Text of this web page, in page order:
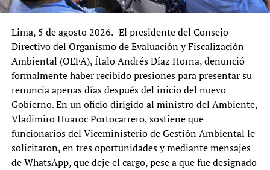
en actividades delictivas y ha expresado su disposición de
colaborar con las autoridades en el esclarecimiento de
los hechos, pese a que surgieron varios testigos del caso
que se sometieron a la colaboración eficaz.
Fuente: Webs y redes de noticias
TEMAS RELACIONADOS: CORRUPCIÓN
FISCALÍA
SIGUIENTE
Lima, 5 de agosto 2026.- El presidente del Consejo
Directivo del Organismo de Evaluación y Fiscalización
Ambiental (OEFA), Ítalo Andrés Díaz Horna, denunció
formalmente haber recibido presiones para presentar su
renuncia apenas días después del inicio del nuevo
Gobierno. En un oficio dirigido al ministro del Ambiente,
Vladimiro Huaroc Portocarrero, sostiene que
funcionarios del Viceministerio de Gestión Ambiental le
solicitaron, en tres oportunidades y mediante mensajes
de WhatsApp, que deje el cargo, pese a que fue designado